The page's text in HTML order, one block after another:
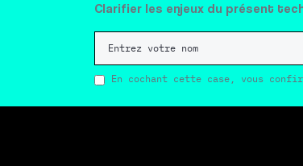
Clarifier les enjeux du présent
En cochant cette case, vous